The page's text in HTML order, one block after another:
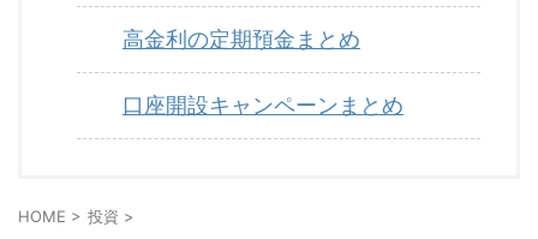
高金利の定期預金まとめ
口座開設キャンペーンまとめ
HOME > 投資 >